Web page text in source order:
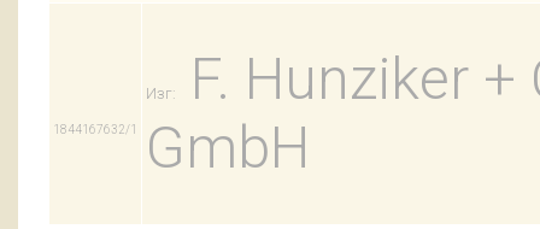
1844167632/1
Изг:
F. Hunziker
GmbH